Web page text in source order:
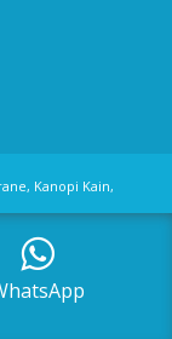
Kanopi Kain,